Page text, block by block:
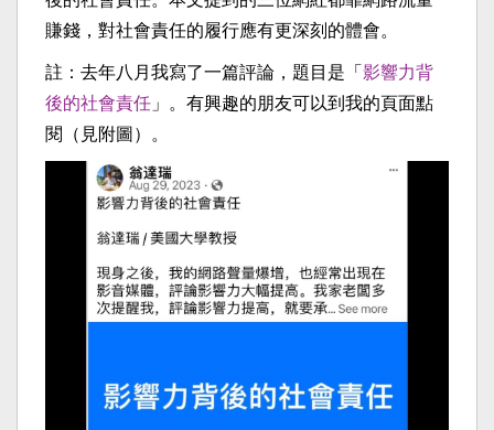
賺錢，對社會責任的履行應有更深刻的體會。
註：去年八月我寫了一篇評論，題目是「 影響力背
後的社會責任 」。有興趣的朋友可以到我的頁面點
閱（見附圖）。